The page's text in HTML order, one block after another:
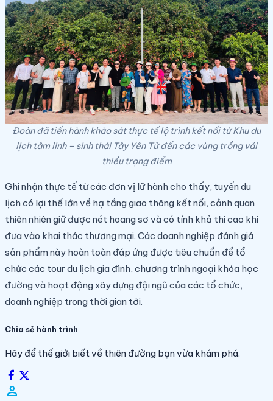
Đoàn đã tiến hành khảo sát thực tế lộ trình kết nối từ Khu du
lịch tâm linh – sinh thái Tây Yên Tử đến các vùng trồng vải
thiều trọng điểm
Ghi nhận thực tế từ các đơn vị lữ hành cho thấy, tuyến du
lịch có lợi thế lớn về hạ tầng giao thông kết nối, cảnh quan
thiên nhiên giữ được nét hoang sơ và có tính khả thi cao khi
đưa vào khai thác thương mại. Các doanh nghiệp đánh giá
sản phẩm này hoàn toàn đáp ứng được tiêu chuẩn để tổ
chức các tour du lịch gia đình, chương trình ngoại khóa học
đường và hoạt động xây dựng đội ngũ của các tổ chức,
doanh nghiệp trong thời gian tới.
Chia sẻ hành trình
Hãy để thế giới biết về thiên đường bạn vừa khám phá.
person_filled